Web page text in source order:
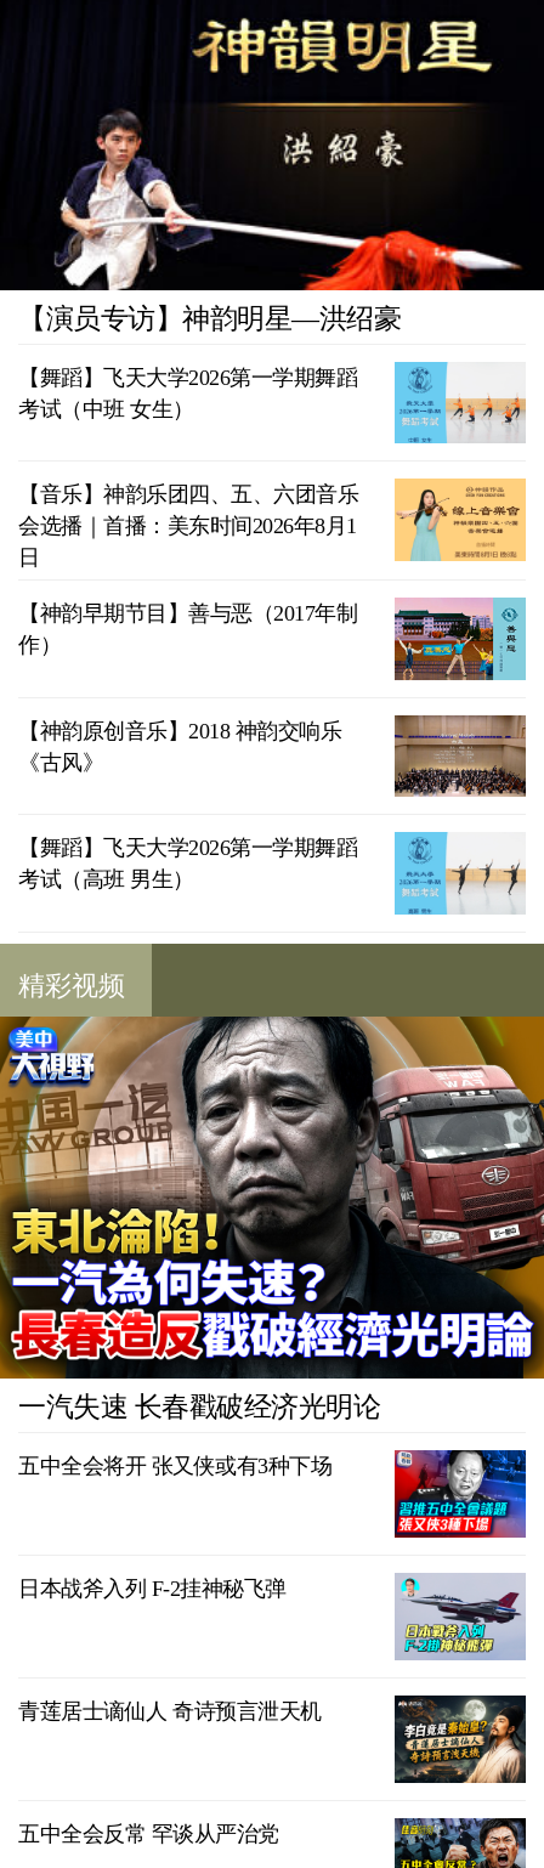
【演员专访】神韵明星—洪绍豪
【舞蹈】飞天大学2026第一学期舞蹈
考试（中班 女生）
【音乐】神韵乐团四、五、六团音乐
会选播｜首播：美东时间2026年8月1
日
【神韵早期节目】善与恶（2017年制
作）
【神韵原创音乐】2018 神韵交响乐
《古风》
【舞蹈】飞天大学2026第一学期舞蹈
考试（高班 男生）
精彩视频
一汽失速 长春戳破经济光明论
五中全会将开 张又侠或有3种下场
日本战斧入列 F-2挂神秘飞弹
青莲居士谪仙人 奇诗预言泄天机
五中全会反常 罕谈从严治党